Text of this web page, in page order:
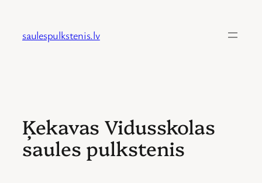
content
saulespulkstenis.lv
Ķekavas Vidusskolas
saules pulkstenis